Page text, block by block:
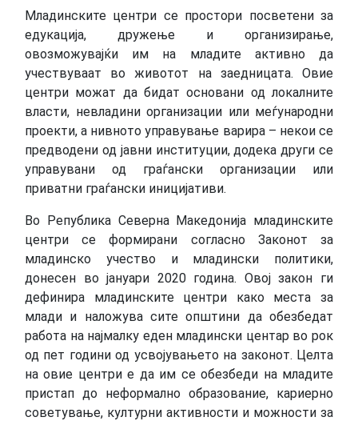
Младинските центри се простори посветени за
едукација, дружење и организирање,
овозможувајќи им на младите активно да
учествуваат во животот на заедницата. Овие
центри можат да бидат основани од локалните
власти, невладини организации или меѓународни
проекти, а нивното управување варира – некои се
предводени од јавни институции, додека други се
управувани од граѓански организации или
приватни граѓански иницијативи.
Во Република Северна Македонија младинските
центри се формирани согласно Законот за
младинско учество и младински политики,
донесен во јануари 2020 година. Овој закон ги
дефинира младинските центри како места за
млади и наложува сите општини да обезбедат
работа на најмалку еден младински центар во рок
од пет години од усвојувањето на законот. Целта
на овие центри е да им се обезбеди на младите
пристап до неформално образование, кариерно
советување, културни активности и можности за